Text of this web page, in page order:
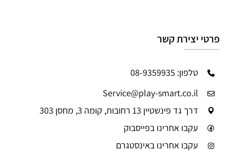
פרטי יצירת קשר
טלפון: 08-9359935
Service@play-smart.co.il
דרך גד פינשטיין 13 רחובות, קומה 3, מחסן 303
עקבו אחרינו בפייסבוק
עקבו אחרינו באינסטגרם